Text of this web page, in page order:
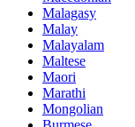
Malagasy
Malay
Malayalam
Maltese
Maori
Marathi
Mongolian